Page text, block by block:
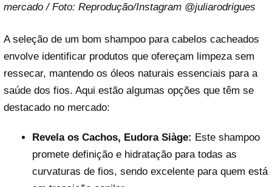
mercado / Foto: Reprodução/Instagram @juliarodrigues
A seleção de um bom shampoo para cabelos cacheados
envolve identificar produtos que ofereçam limpeza sem
ressecar, mantendo os óleos naturais essenciais para a
saúde dos fios. Aqui estão algumas opções que têm se
destacado no mercado:
Revela os Cachos, Eudora Siàge: Este shampoo
promete definição e hidratação para todas as
curvaturas de fios, sendo excelente para quem está